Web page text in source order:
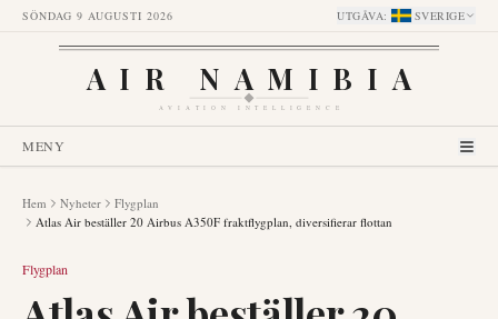
SÖNDAG 9 AUGUSTI 2026 UTGÅVA: SVERIGE
AIR NAMIBIA
AVIATION INTELLIGENCE
MENY
Hem Nyheter
Flygplan
Atlas Air beställer 20 Airbus A350F fraktflygplan, diversifierar flottan
Flygplan